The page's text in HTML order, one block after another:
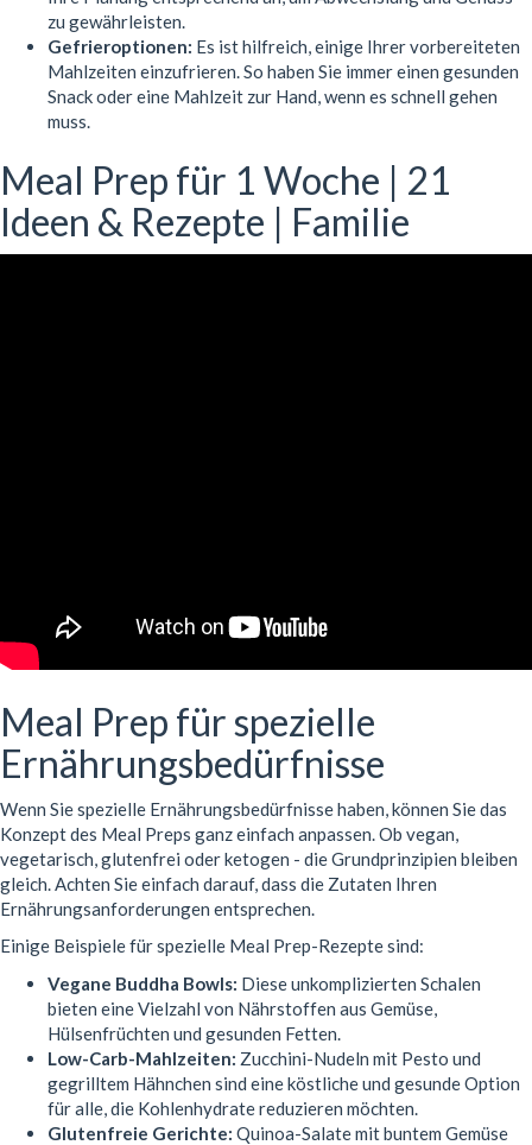
zu gewährleisten.
Gefrieroptionen: Es ist hilfreich, einige Ihrer vorbereiteten
Mahlzeiten einzufrieren. So haben Sie immer einen gesunden
Snack oder eine Mahlzeit zur Hand, wenn es schnell gehen
muss.
Meal Prep für 1 Woche | 21
Ideen & Rezepte | Familie
Meal Prep für spezielle
Ernährungsbedürfnisse
Wenn Sie spezielle Ernährungsbedürfnisse haben, können Sie das
Konzept des Meal Preps ganz einfach anpassen. Ob vegan,
vegetarisch, glutenfrei oder ketogen - die Grundprinzipien bleiben
gleich. Achten Sie einfach darauf, dass die Zutaten Ihren
Ernährungsanforderungen entsprechen.
Einige Beispiele für spezielle Meal Prep-Rezepte sind:
Vegane Buddha Bowls: Diese unkomplizierten Schalen
bieten eine Vielzahl von Nährstoffen aus Gemüse,
Hülsenfrüchten und gesunden Fetten.
Low-Carb-Mahlzeiten: Zucchini-Nudeln mit Pesto und
gegrilltem Hähnchen sind eine köstliche und gesunde Option
für alle, die Kohlenhydrate reduzieren möchten.
Glutenfreie Gerichte: Quinoa-Salate mit buntem Gemüse